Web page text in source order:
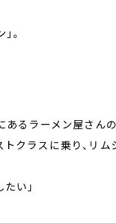
。
あるラーメン屋さん
クラスに乗り、リ
い」